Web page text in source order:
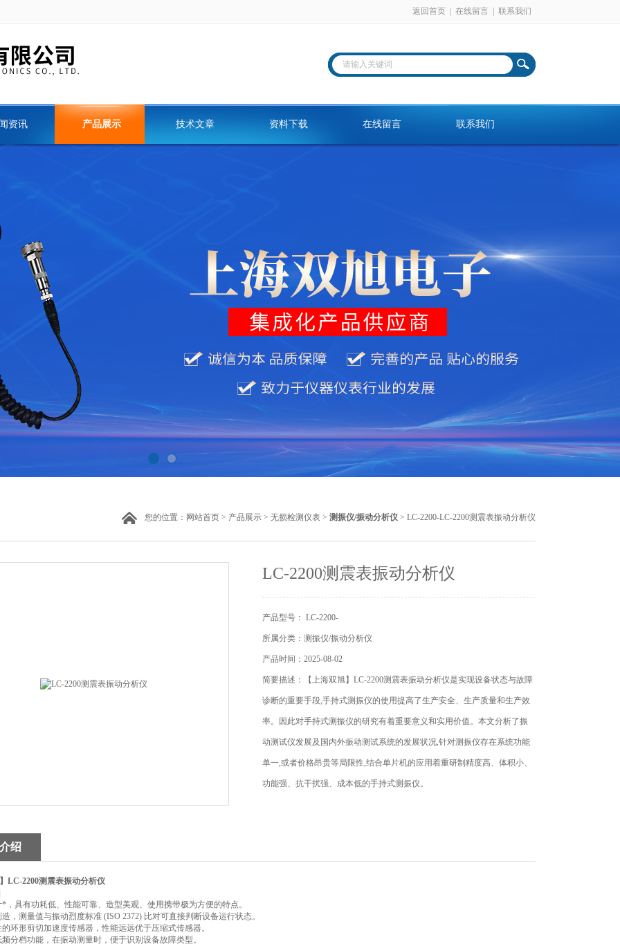
返回首页 在线留言 联系我们
资讯 产品展示 技术文章 资料下载 在线留言 联系我们
您的位置： 网站首页 > 产品展示 > 无损检测仪表 > 测振仪/振动分析仪 > LC-2200-LC-2200测震表振动分析仪
LC-2200测震表振动分析仪
产品型号： LC-2200-
所属分类：测振仪/振动分析仪
产品时间：2025-08-02
简要描述：【上海双旭】LC-2200测震表振动分析仪是实现设备状态与故障
诊断的重要手段,手持式测振仪的使用提高了生产安全、生产质量和生产效
率。因此对手持式测振仪的研究有着重要意义和实用价值。本文分析了振
动测试仪发展及国内外振动测试系统的发展状况,针对测振仪存在系统功能
单一,或者价格昂贵等局限性,结合单片机的应用着重研制精度高、体积小、
功能强、抗干扰强、成本低的手持式测振仪。
绍
LC-2200测震表振动分析仪
具有功耗低、性能可靠、造型美观、使用携带极为方便的特点。
，测量值与振动烈度标准 (ISO 2372) 比对可直接判断设备运行状态。
环形剪切加速度传感器，性能远远优于压缩式传感器。
分档功能，在振动测量时，便于识别设备故障类型。